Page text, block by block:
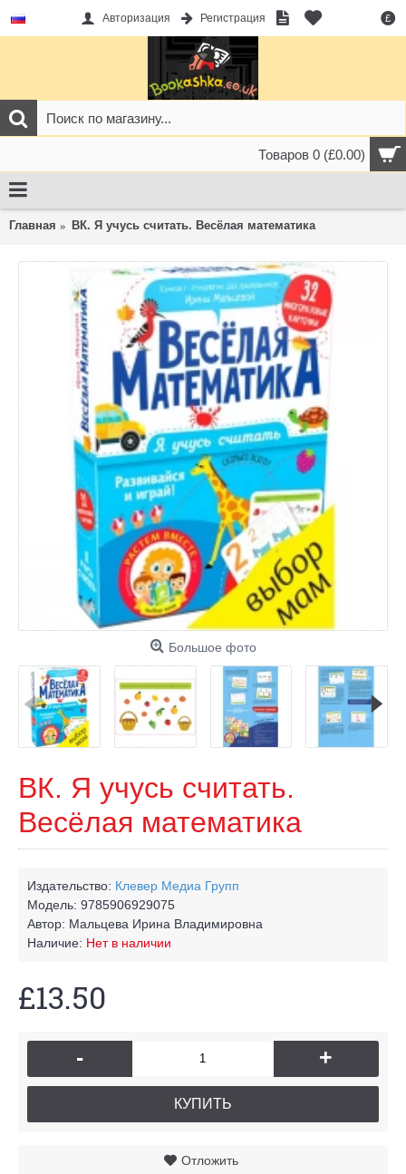
£
Авторизация Регистрация
Товаров 0 (£0.00)
Главная ВК. Я учусь считать. Весёлая математика
Большое фото
ВК. Я учусь считать.
Весёлая математика
Издательство: Клевер Медиа Групп
Модель: 9785906929075
Автор: Мальцева Ирина Владимировна
Наличие: Нет в наличии
£13.50
- +
КУПИТЬ
Отложить